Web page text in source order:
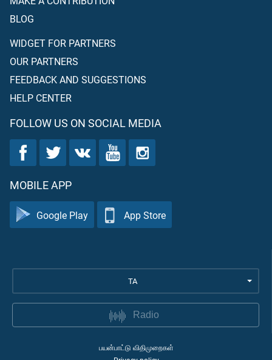
BLOG
WIDGET FOR PARTNERS
OUR PARTNERS
FEEDBACK AND SUGGESTIONS
HELP CENTER
FOLLOW US ON SOCIAL MEDIA
MOBILE APP
Google Play App Store
TA
Radio
பயன்பாட்டு விதிமுறைகள்